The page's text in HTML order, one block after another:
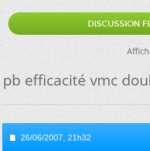
DISCUSSION
pb efficacité vmc
26/06/2007, 21h32